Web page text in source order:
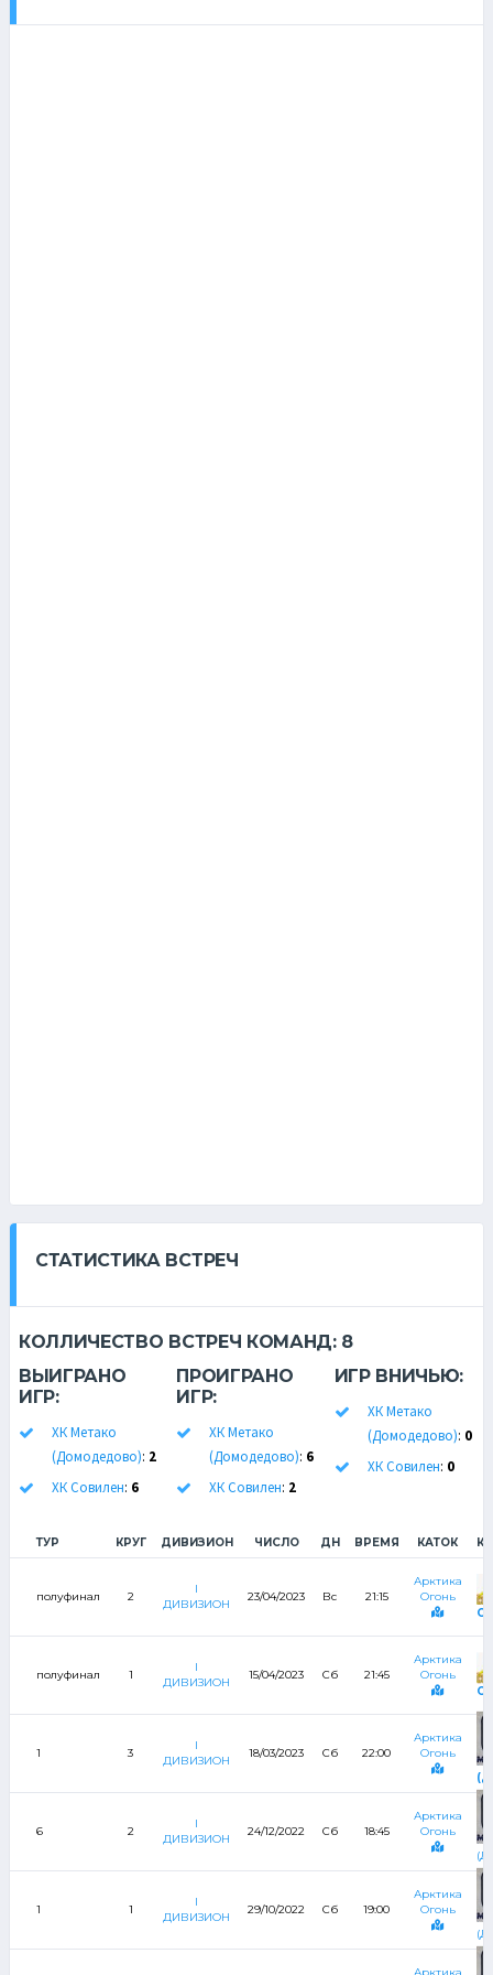
СТАТИСТИКА ВСТРЕЧ
КОЛЛИЧЕСТВО ВСТРЕЧ КОМАНД: 8
ВЫИГРАНО
ИГР:
ХК Метако
(Домодедово): 2
ХК Совилен: 6
ПРОИГРАНО
ИГР:
ХК Метако
(Домодедово): 6
ХК Совилен: 2
ИГР ВНИЧЬЮ:
ХК Метако
(Домодедово): 0
ХК Совилен: 0
ТУР КРУГ ДИВИЗИОН ЧИСЛО ДН ВРЕМЯ КАТОК
полуфинал 2
I
ДИВИЗИОН
23/04/2023 Вс 21:15
Арктика
Огонь
полуфинал 1
I
ДИВИЗИОН
15/04/2023 Сб 21:45
Арктика
Огонь
1 3
I
ДИВИЗИОН
18/03/2023 Сб 22:00
Арктика
Огонь
6 2
I
ДИВИЗИОН
24/12/2022 Сб 18:45
Арктика
Огонь
1 1
I
ДИВИЗИОН
29/10/2022 Сб 19:00
Арктика
Огонь